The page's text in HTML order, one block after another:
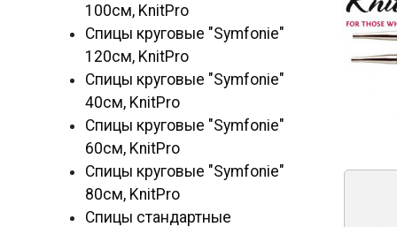
100см, KnitPro
Спицы круговые "Symfonie"
120см, KnitPro
Спицы круговые "Symfonie"
40см, KnitPro
Спицы круговые "Symfonie"
60см, KnitPro
Спицы круговые "Symfonie"
80см, KnitPro
Спицы стандартные